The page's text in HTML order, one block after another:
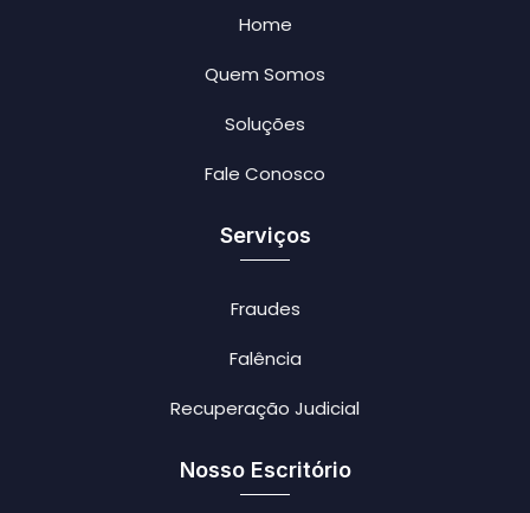
Home
Quem Somos
Soluções
Fale Conosco
Serviços
Fraudes
Falência
Recuperação Judicial
Nosso Escritório